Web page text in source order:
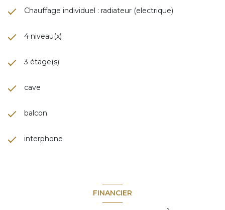
Chauffage individuel : radiateur (electrique)
4 niveau(x)
3 étage(s)
cave
balcon
interphone
FINANCIER